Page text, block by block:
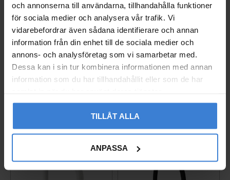
och annonserna till användarna, tillhandahålla funktioner
för sociala medier och analysera vår trafik. Vi
vidarebefordrar även sådana identifierare och annan
information från din enhet till de sociala medier och
annons- och analysföretag som vi samarbetar med.
Dessa kan i sin tur kombinera informationen med annan
information som du har tillhandahållit eller som de har
TILLÅT ALLA
ANPASSA
Damixa Silhouet Köksb
landare Med Diskmaski
nsavstängning Borstad
Krom PVD
Produktblad
8310769
3 711KR
Damixa Silhouet Köksb
landare Med Diskmaski
nsavstängning Krom
Produktblad
8310767
2 680KR